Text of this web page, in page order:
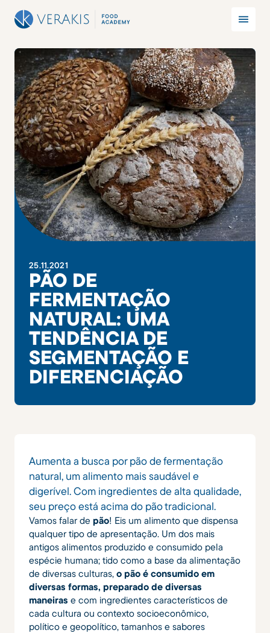
25.11.2021
PÃO DE
FERMENTAÇÃO
NATURAL: UMA
TENDÊNCIA DE
SEGMENTAÇÃO E
DIFERENCIAÇÃO
Aumenta a busca por pão de fermentação
natural, um alimento mais saudável e
digerível. Com ingredientes de alta qualidade,
seu preço está acima do pão tradicional.
Vamos falar de pão! Eis um alimento que dispensa
qualquer tipo de apresentação. Um dos mais
antigos alimentos produzido e consumido pela
espécie humana; tido como a base da alimentação
de diversas culturas, o pão é consumido em
diversas formas, preparado de diversas
maneiras e com ingredientes característicos de
cada cultura ou contexto socioeconômico,
político e geopolítico, tamanhos e sabores